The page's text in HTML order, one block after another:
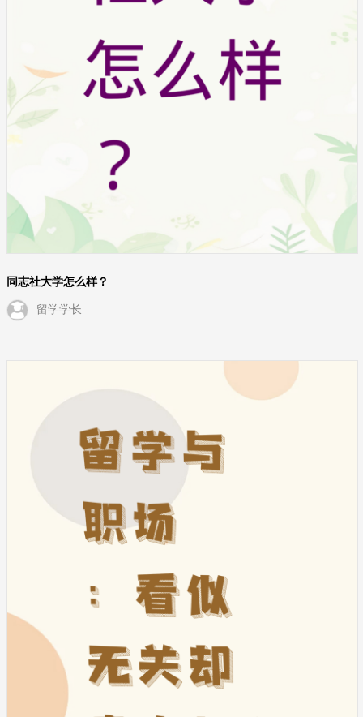
同志社大学怎么样？
留学学长